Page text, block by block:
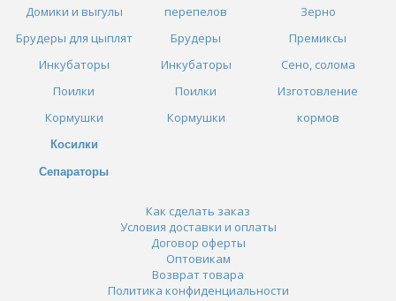
Домики и выгулы
Брудеры для цыплят
Инкубаторы
Поилки
Кормушки
Косилки
Сепараторы
перепелов
Брудеры
Инкубаторы
Поилки
Кормушки
Зерно
Премиксы
Сено, солома
Изготовление
кормов
Как сделать заказ
Условия доставки и оплаты
Договор оферты
Оптовикам
Возврат товара
Политика конфиденциальности